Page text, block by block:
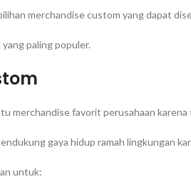
merchandise custom yang dapat
paling populer.
merchandise favorit perusahaan
gaya hidup ramah lingkungan
untuk: